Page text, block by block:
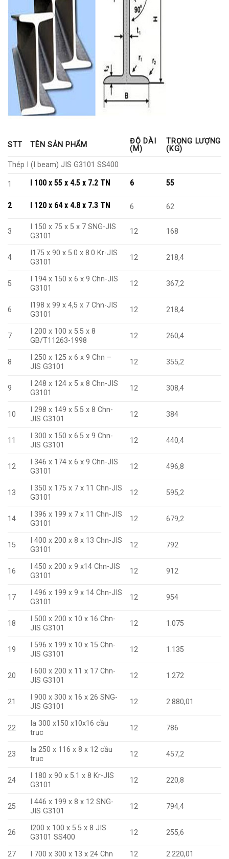
STT TÊN SẢN PHẨM
ĐỘ DÀI
(M)
TRỌNG LƯỢNG
(KG)
Thép I (I beam) JIS G3101 SS400
1 I 100 x 55 x 4.5 x 7.2 TN 6 55
2 I 120 x 64 x 4.8 x 7.3 TN 6 62
3
I 150 x 75 x 5 x 7 SNG-JIS
G3101
12 168
4
I175 x 90 x 5.0 x 8.0 Kr-JIS
G3101
12 218,4
5
I 194 x 150 x 6 x 9 Chn-JIS
G3101
12 367,2
6
I198 x 99 x 4,5 x 7 Chn-JIS
G3101
12 218,4
7
I 200 x 100 x 5.5 x 8
GB/T11263-1998
12 260,4
8
I 250 x 125 x 6 x 9 Chn –
JIS G3101
12 355,2
9
I 248 x 124 x 5 x 8 Chn-JIS
G3101
12 308,4
10
I 298 x 149 x 5.5 x 8 Chn-
JIS G3101
12 384
11
I 300 x 150 x 6.5 x 9 Chn-
JIS G3101
12 440,4
12
I 346 x 174 x 6 x 9 Chn-JIS
G3101
12 496,8
13
I 350 x 175 x 7 x 11 Chn-JIS
G3101
12 595,2
14
I 396 x 199 x 7 x 11 Chn-JIS
G3101
12 679,2
15
I 400 x 200 x 8 x 13 Chn-JIS
G3101
12 792
16
I 450 x 200 x 9 x14 Chn-JIS
G3101
12 912
17
I 496 x 199 x 9 x 14 Chn-JIS
G3101
12 954
18
I 500 x 200 x 10 x 16 Chn-
JIS G3101
12 1.075
19
I 596 x 199 x 10 x 15 Chn-
JIS G3101
12 1.135
20
I 600 x 200 x 11 x 17 Chn-
JIS G3101
12 1.272
21
I 900 x 300 x 16 x 26 SNG-
JIS G3101
12 2.880,01
22
Ia 300 x150 x10x16 cầu
trục
12 786
23
Ia 250 x 116 x 8 x 12 cầu
trục
12 457,2
24
I 180 x 90 x 5.1 x 8 Kr-JIS
G3101
12 220,8
25
I 446 x 199 x 8 x 12 SNG-
JIS G3101
12 794,4
26
I200 x 100 x 5.5 x 8 JIS
G3101 SS400
12 255,6
27 I 700 x 300 x 13 x 24 Chn 12 2.220,01